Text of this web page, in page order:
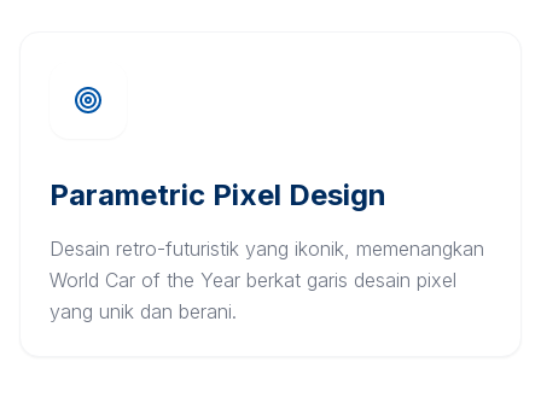
Parametric Pixel Design
Desain retro-futuristik yang ikonik, memenangkan
World Car of the Year berkat garis desain pixel
yang unik dan berani.